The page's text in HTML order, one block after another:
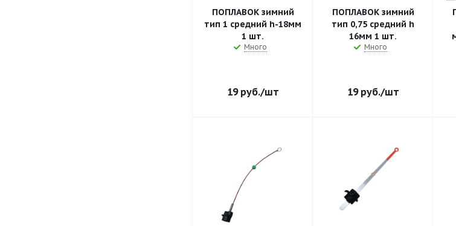
ПОПЛАВОК зимний
тип 1 средний h-18мм
1 шт.
Много
19руб./шт
ПОПЛАВОК зимний
тип 0,75 средний h
16мм 1 шт.
Много
19руб./шт